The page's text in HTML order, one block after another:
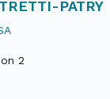
PATRY
2